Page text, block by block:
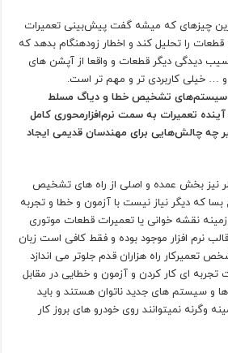
چیزهای که میشه گفت پیش‌بینی تعمیرات
را تحلیل کند و اخطار زودهنگام بدهد که
دیدگی دیگر قطعات و واقعا از آپشن های
… خیلی کاربردی تر و مهم تر است.
به سیستم‌های تشخیص خطا و دیاگ مسلط
تعمیرات به سمت نرم‌افزارمحوری کامل
چه چالش‌هایی برای مهندسان قدیمی ایجاد
نیز بخش عمده و اصلی از راه های تشخیص
بسا که دیگر نیاز نیست با آزمون و خطا و تجربه
نقشه خوانی یا تعمیرات قطعات موتوری
نرم افزار موجود بوده و فقط کافی است زبان
تعمیرکار راه هزاران قدم جلوتر می اندازد
تجربه ای کار کردن و آزمون و خطایی در مقابل
و سیستم های جدید ناتوان هستند و باید
وگرنه نمیتوانند روی خودرو های بروز کار